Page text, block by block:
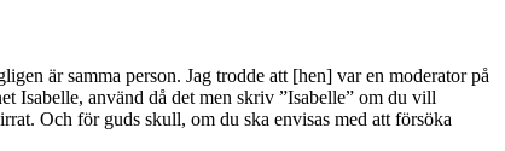
är samma person. Jag trodde att [hen] var en moderator på
Isabelle, använd då det men skriv ”Isabelle” om du vill
Och för guds skull, om du ska envisas med att försöka